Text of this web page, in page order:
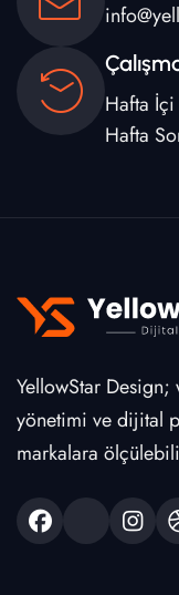
Hafta
Hafta
YellowStar Design;
yönetimi ve dijital
markalara